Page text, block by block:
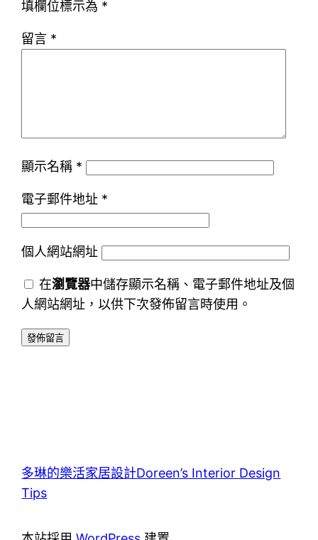
填欄位標示為 *
留言 *
顯示名稱 *
電子郵件地址 *
個人網站網址
在瀏覽器中儲存顯示名稱、電子郵件地址及個
人網站網址，以供下次發佈留言時使用。
多琳的樂活家居設計Doreen’s Interior Design
Tips